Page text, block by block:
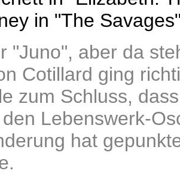
in "The
"Juno", aber da
Cotillard ging
zum Schluss,
Lebenswerk-
hat